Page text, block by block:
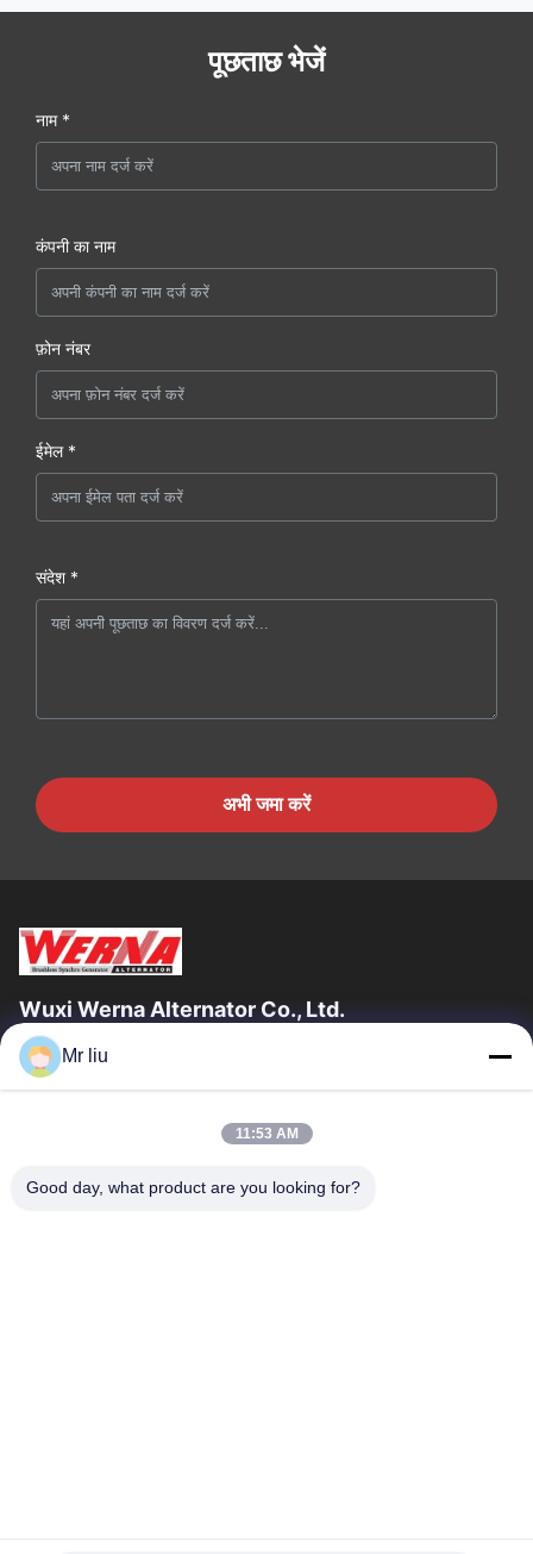
पूछताछ भेजें
नाम *
कंपनी का नाम
फ़ोन नंबर
ईमेल *
संदेश *
अभी जमा करें
Wuxi Werna Alternator Co., Ltd.
त्वरित लिंक
हमारे बारे में
कारखाने का दौरा
गुणवत्ता नियंत्रण
Mr liu
11:53 AM
Good day, what product are you looking for?